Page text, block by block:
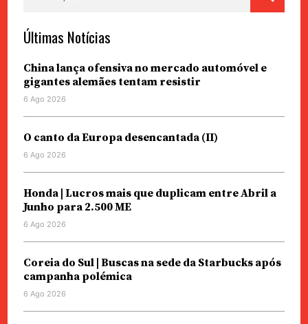
Últimas Notícias
China lança ofensiva no mercado automóvel e
gigantes alemães tentam resistir
6 Ago 2026
O canto da Europa desencantada (II)
6 Ago 2026
Honda | Lucros mais que duplicam entre Abril a
Junho para 2.500 ME
6 Ago 2026
Coreia do Sul | Buscas na sede da Starbucks após
campanha polémica
6 Ago 2026